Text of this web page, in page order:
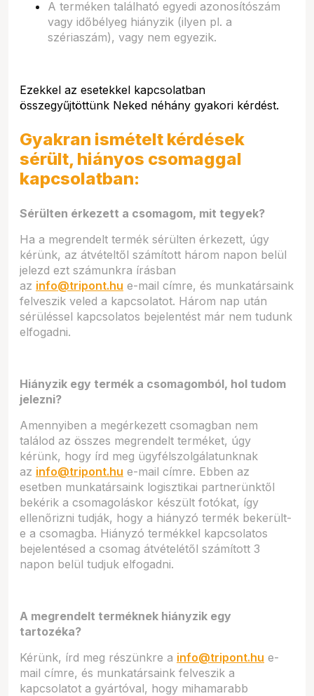
A terméken található egyedi azonosítószám
vagy időbélyeg hiányzik (ilyen pl. a
szériaszám), vagy nem egyezik.
Ezekkel az esetekkel kapcsolatban
összegyűjtöttünk Neked néhány gyakori kérdést.
Gyakran ismételt kérdések
sérült, hiányos csomaggal
kapcsolatban:
Sérülten érkezett a csomagom, mit tegyek?
Ha a megrendelt termék sérülten érkezett, úgy
kérünk, az átvételtől számított három napon belül
jelezd ezt számunkra írásban
az info@tripont.hu e-mail címre, és munkatársaink
felveszik veled a kapcsolatot. Három nap után
sérüléssel kapcsolatos bejelentést már nem tudunk
elfogadni.
Hiányzik egy termék a csomagomból, hol tudom
jelezni?
Amennyiben a megérkezett csomagban nem
találod az összes megrendelt terméket, úgy
kérünk, hogy írd meg ügyfélszolgálatunknak
az info@tripont.hu e-mail címre. Ebben az
esetben munkatársaink logisztikai partnerünktől
bekérik a csomagoláskor készült fotókat, így
ellenőrizni tudják, hogy a hiányzó termék bekerült-
e a csomagba. Hiányzó termékkel kapcsolatos
bejelentésed a csomag átvételétől számított 3
napon belül tudjuk elfogadni.
A megrendelt terméknek hiányzik egy
tartozéka?
Kérünk, írd meg részünkre a info@tripont.hu e-
mail címre, és munkatársaink felveszik a
kapcsolatot a gyártóval, hogy mihamarabb